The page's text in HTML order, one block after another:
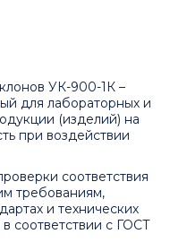
УК-900-1К –
для лабораторных и
(изделий) на
при воздействии
соответствия
требованиям,
и технических
соответствии с ГОСТ